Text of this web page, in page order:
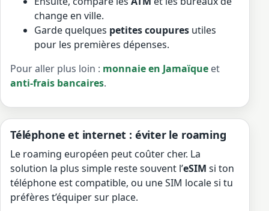
change en ville.
Garde quelques petites coupures utiles
pour les premières dépenses.
Pour aller plus loin : monnaie en Jamaïque et
anti-frais bancaires.
Téléphone et internet : éviter le roaming
Le roaming européen peut coûter cher. La
solution la plus simple reste souvent l’eSIM si ton
téléphone est compatible, ou une SIM locale si tu
préfères t’équiper sur place.